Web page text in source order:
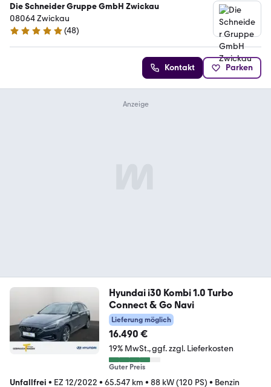
Die Schneider Gruppe GmbH Zwickau
08064 Zwickau
4.8 Sterne
(48)
Kontakt Parken
Hyundai i30 Kombi 1.0 Turbo
Connect & Go Navi
Lieferung möglich
16.490 €
19% MwSt. ggf. zzgl. Lieferkosten
Guter Preis
Unfallfrei • EZ 12/2022 • 65.547 km • 88 kW (120 PS) • Benzin